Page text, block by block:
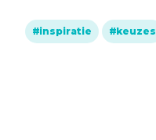
Klimaat
Kwetsbaarheid
inspiratie keuzes